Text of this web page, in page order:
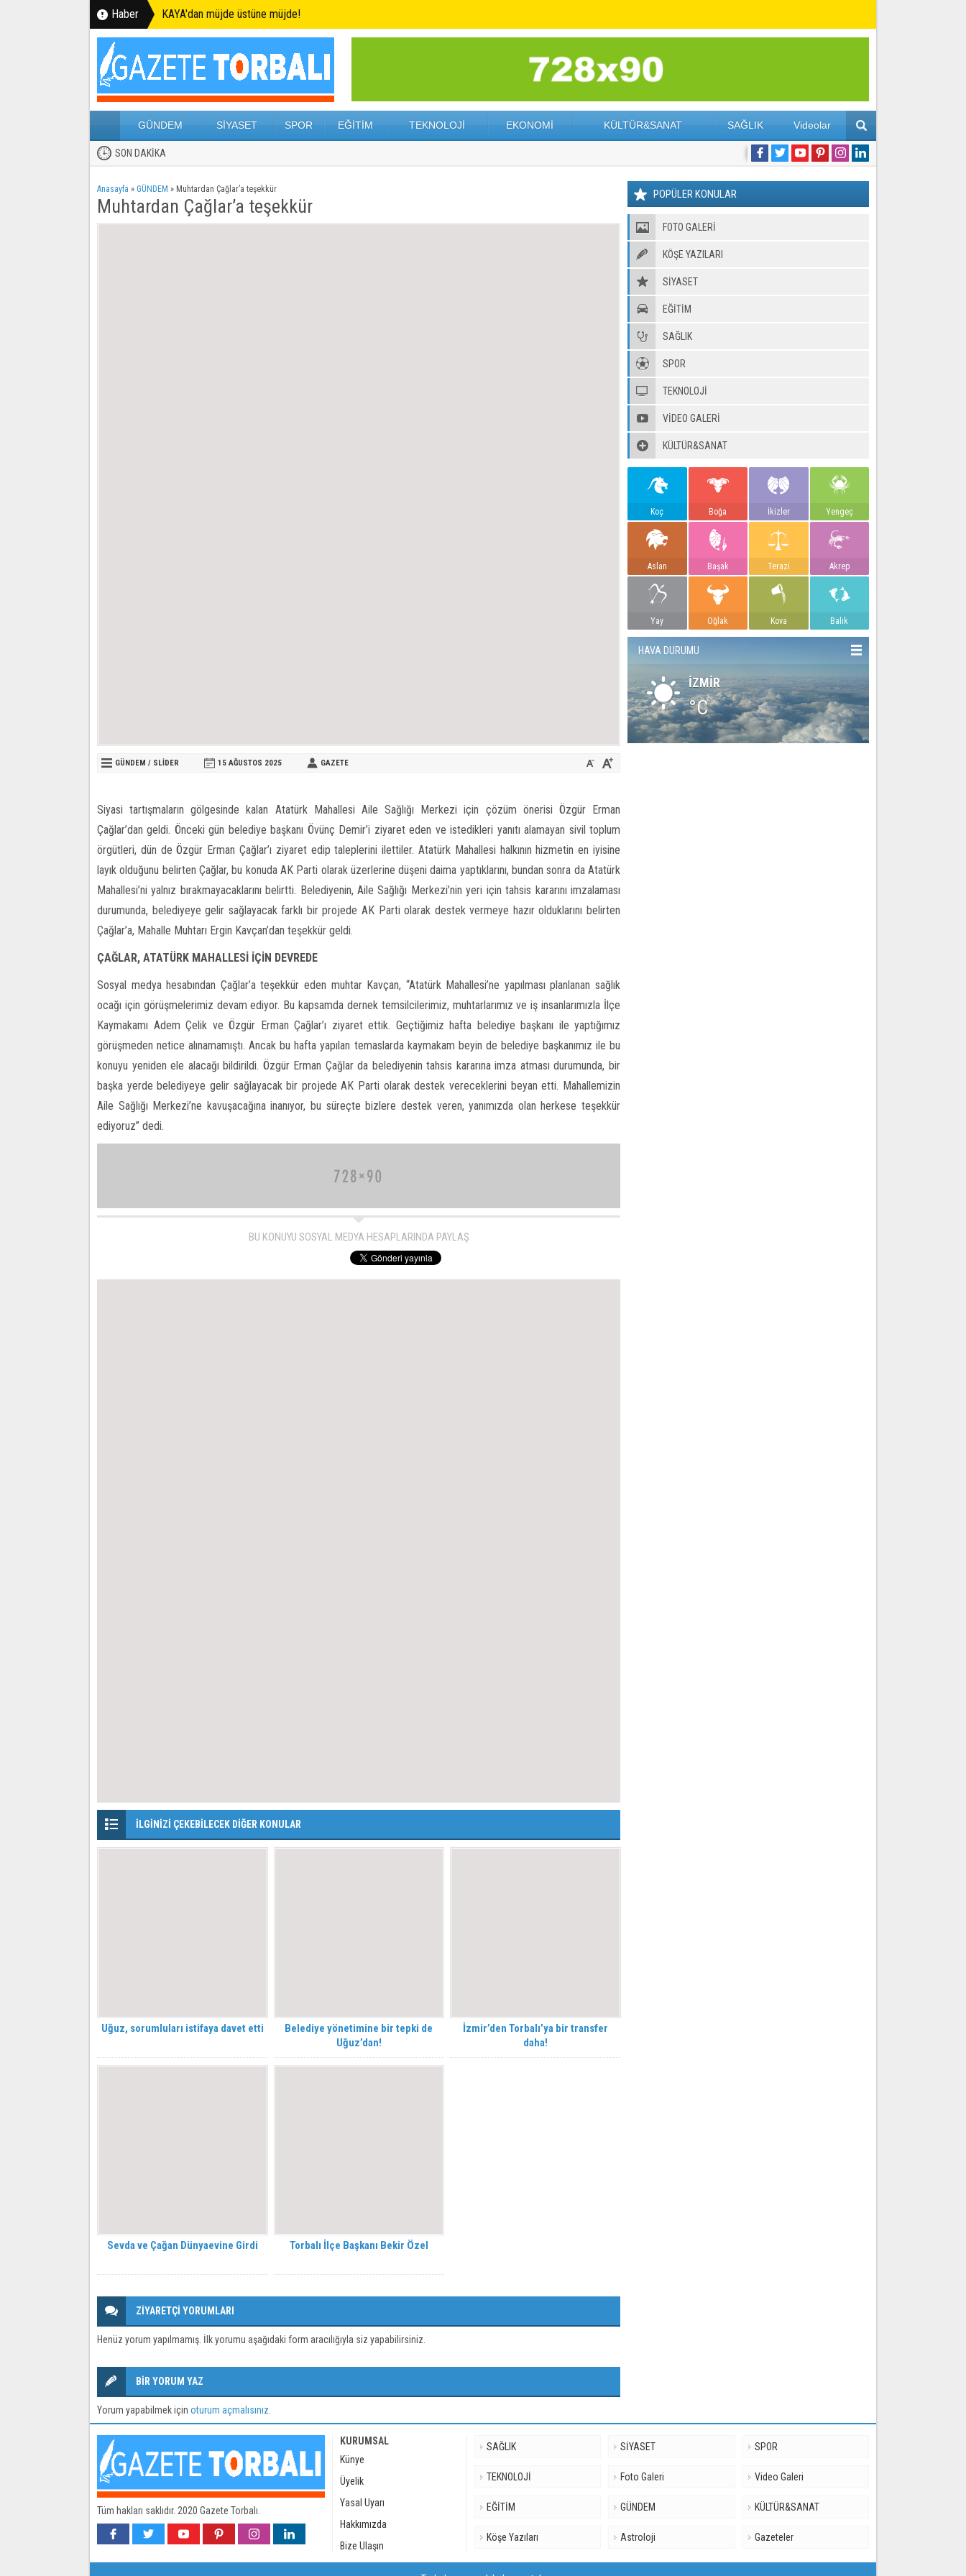
Haber KAYA'dan müjde üstüne müjde!
GÜNDEM SİYASET SPOR EĞİTİM TEKNOLOJİ EKONOMİ KÜLTÜR&SANAT SAĞLIK Videolar
SON DAKİKA
Anasayfa » GÜNDEM » Muhtardan Çağlar’a teşekkür
Muhtardan Çağlar’a teşekkür
GÜNDEM / SLİDER 15 AĞUSTOS 2025 GAZETE
Siyasi tartışmaların gölgesinde kalan Atatürk Mahallesi Aile Sağlığı Merkezi için çözüm önerisi Özgür Erman
Çağlar’dan geldi. Önceki gün belediye başkanı Övünç Demir’i ziyaret eden ve istedikleri yanıtı alamayan sivil toplum
örgütleri, dün de Özgür Erman Çağlar’ı ziyaret edip taleplerini ilettiler. Atatürk Mahallesi halkının hizmetin en iyisine
layık olduğunu belirten Çağlar, bu konuda AK Parti olarak üzerlerine düşeni daima yaptıklarını, bundan sonra da Atatürk
Mahallesi’ni yalnız bırakmayacaklarını belirtti. Belediyenin, Aile Sağlığı Merkezi’nin yeri için tahsis kararını imzalaması
durumunda, belediyeye gelir sağlayacak farklı bir projede AK Parti olarak destek vermeye hazır olduklarını belirten
Çağlar’a, Mahalle Muhtarı Ergin Kavçan’dan teşekkür geldi.
ÇAĞLAR, ATATÜRK MAHALLESİ İÇİN DEVREDE
Sosyal medya hesabından Çağlar’a teşekkür eden muhtar Kavçan, “Atatürk Mahallesi’ne yapılması planlanan sağlık
ocağı için görüşmelerimiz devam ediyor. Bu kapsamda dernek temsilcilerimiz, muhtarlarımız ve iş insanlarımızla İlçe
Kaymakamı Adem Çelik ve Özgür Erman Çağlar’ı ziyaret ettik. Geçtiğimiz hafta belediye başkanı ile yaptığımız
görüşmeden netice alınamamıştı. Ancak bu hafta yapılan temaslarda kaymakam beyin de belediye başkanımız ile bu
konuyu yeniden ele alacağı bildirildi. Özgür Erman Çağlar da belediyenin tahsis kararına imza atması durumunda, bir
başka yerde belediyeye gelir sağlayacak bir projede AK Parti olarak destek vereceklerini beyan etti. Mahallemizin
Aile Sağlığı Merkezi’ne kavuşacağına inanıyor, bu süreçte bizlere destek veren, yanımızda olan herkese teşekkür
ediyoruz” dedi.
BU KONUYU SOSYAL MEDYA HESAPLARINDA PAYLAŞ
İLGİNİZİ ÇEKEBİLECEK DİĞER KONULAR
Uğuz, sorumluları istifaya davet etti
Belediye yönetimine bir tepki de
Uğuz’dan!
İzmir’den Torbalı’ya bir transfer
daha!
Sevda ve Çağan Dünyaevine Girdi Torbalı İlçe Başkanı Bekir Özel
ZİYARETÇİ YORUMLARI
Henüz yorum yapılmamış. İlk yorumu aşağıdaki form aracılığıyla siz yapabilirsiniz.
BİR YORUM YAZ
Yorum yapabilmek için oturum açmalısınız.
POPÜLER KONULAR
FOTO GALERI
KÖŞE YAZILARI
SİYASET
EĞİTİM
SAĞLIK
SPOR
TEKNOLOJİ
VIDEO GALERI
KÜLTÜR&SANAT
Koç Boğa İkizler Yengeç
Aslan Başak Terazi Akrep
Yay Oğlak Kova Balık
HAVA DURUMU
İZMİR
°C
Tüm hakları saklıdır. 2020 Gazete Torbalı.
KURUMSAL
Künye
Üyelik
Yasal Uyarı
Hakkımızda
Bize Ulaşın
SAĞLIK SİYASET SPOR
TEKNOLOJİ Foto Galeri Video Galeri
EĞİTİM GÜNDEM KÜLTÜR&SANAT
Köşe Yazıları Astroloji Gazeteler